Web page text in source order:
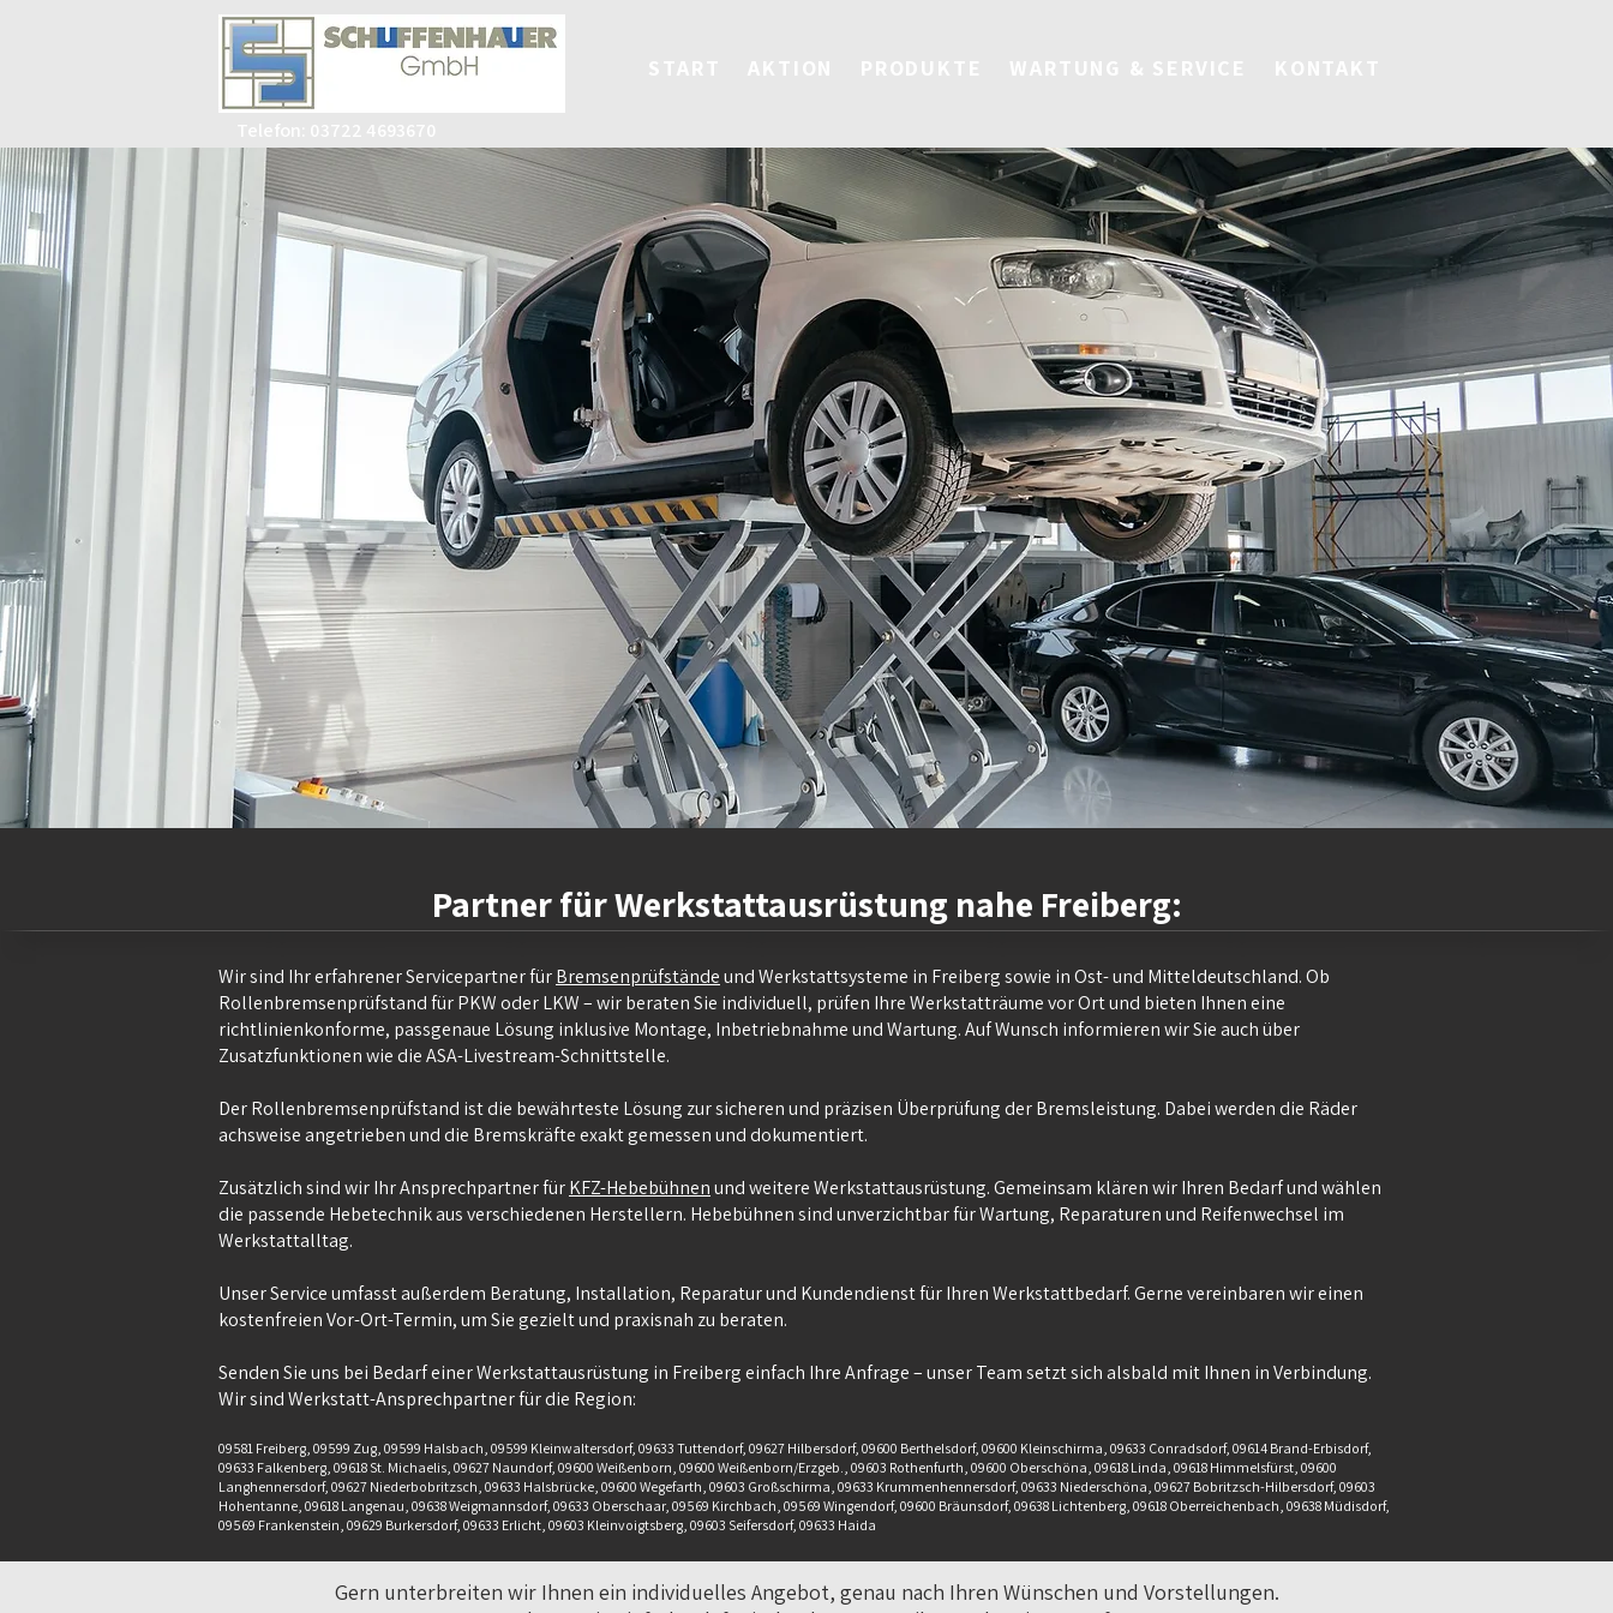
Partner für Werkstattausrüstung nahe Freiberg:
Wir sind Ihr erfahrener Servicepartner fürBremsenprüfständeund Werkstattsysteme in Freiberg sowie in Ost- und Mitteldeutschland. Ob
Rollenbremsenprüfstand für PKW oder LKW – wir beraten Sie individuell, prüfen Ihre Werkstatträume vor Ort und bieten Ihnen eine
richtlinienkonforme, passgenaue Lösung inklusive Montage, Inbetriebnahme und Wartung. Auf Wunsch informieren wir Sie auch über
Zusatzfunktionen wie die ASA-Livestream-Schnittstelle.
Der Rollenbremsenprüfstand ist die bewährteste Lösung zur sicheren und präzisen Überprüfung der Bremsleistung. Dabei werden die Räder
achsweise angetrieben und die Bremskräfte exakt gemessen und dokumentiert.
Zusätzlich sind wir Ihr Ansprechpartner fürKFZ-Hebebühnenund weitere Werkstattausrüstung. Gemeinsam klären wir Ihren Bedarf und wählen
die passende Hebetechnik aus verschiedenen Herstellern. Hebebühnen sind unverzichtbar für Wartung, Reparaturen und Reifenwechsel im
Werkstattalltag.
Unser Service umfasst außerdem Beratung, Installation, Reparatur und Kundendienst für Ihren Werkstattbedarf. Gerne vereinbaren wir einen
kostenfreien Vor-Ort-Termin, um Sie gezielt und praxisnah zu beraten.
Senden Sie uns bei Bedarf einer Werkstattausrüstung in Freiberg einfach Ihre Anfrage – unser Team setzt sich alsbald mit Ihnen in Verbindung.
Wir sind Werkstatt-Ansprechpartner für die Region:
09581 Freiberg, 09599 Zug, 09599 Halsbach, 09599 Kleinwaltersdorf, 09633 Tuttendorf, 09627 Hilbersdorf, 09600 Berthelsdorf, 09600 Kleinschirma, 09633 Conradsdorf, 09614 Brand-Erbisdorf,
09633 Falkenberg, 09618 St. Michaelis, 09627 Naundorf, 09600 Weißenborn, 09600 Weißenborn/Erzgeb., 09603 Rothenfurth, 09600 Oberschöna, 09618 Linda, 09618 Himmelsfürst, 09600
Langhennersdorf, 09627 Niederbobritzsch, 09633 Halsbrücke, 09600 Wegefarth, 09603 Großschirma, 09633 Krummenhennersdorf, 09633 Niederschöna, 09627 Bobritzsch-Hilbersdorf, 09603
Hohentanne, 09618 Langenau, 09638 Weigmannsdorf, 09633 Oberschaar, 09569 Kirchbach, 09569 Wingendorf, 09600 Bräunsdorf, 09638 Lichtenberg, 09618 Oberreichenbach, 09638 Müdisdorf,
09569 Frankenstein, 09629 Burkersdorf, 09633 Erlicht, 09603 Kleinvoigtsberg, 09603 Seifersdorf, 09633 Haida
Gern unterbreiten wir Ihnen ein individuelles Angebot, genau nach Ihren Wünschen und Vorstellungen.